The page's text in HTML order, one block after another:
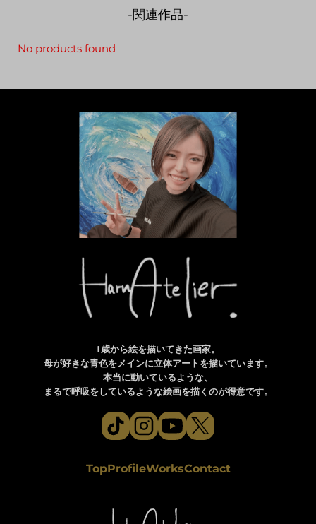
-関連作品-
No products found
1歳から絵を描いてきた画家。
母が好きな青色をメインに立体アートを描いています。
本当に動いているような、
まるで呼吸をしているような絵画を描くのが得意です。
TopProfileWorksContact